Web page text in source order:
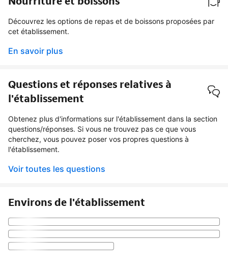
Découvrez les options de repas et de boissons proposées par
cet établissement.
En savoir plus
Questions et réponses relatives à
l'établissement
Obtenez plus d'informations sur l'établissement dans la section
questions/réponses. Si vous ne trouvez pas ce que vous
cherchez, vous pouvez poser vos propres questions à
l'établissement.
Voir toutes les questions
Environs de l'établissement